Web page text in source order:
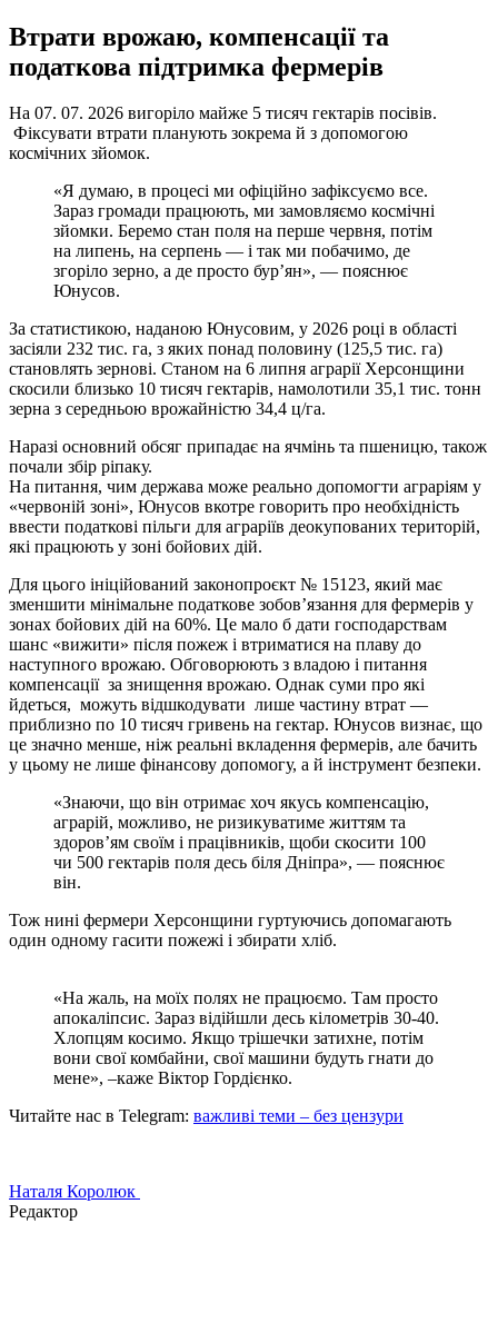
Втрати врожаю, компенсації та
податкова підтримка фермерів
На 07. 07. 2026 вигоріло майже 5 тисяч гектарів посівів.
Фіксувати втрати планують зокрема й з допомогою
космічних зйомок.
«Я думаю, в процесі ми офіційно зафіксуємо все.
Зараз громади працюють, ми замовляємо космічні
зйомки. Беремо стан поля на перше червня, потім
на липень, на серпень — і так ми побачимо, де
згоріло зерно, а де просто бур’ян», — пояснює
Юнусов.
За статистикою, наданою Юнусовим, у 2026 році в області
засіяли 232 тис. га, з яких понад половину (125,5 тис. га)
становлять зернові. Станом на 6 липня аграрії Херсонщини
скосили близько 10 тисяч гектарів, намолотили 35,1 тис. тонн
зерна з середньою врожайністю 34,4 ц/га.
Наразі основний обсяг припадає на ячмінь та пшеницю, також
почали збір ріпаку.
На питання, чим держава може реально допомогти аграріям у
«червоній зоні», Юнусов вкотре говорить про необхідність
ввести податкові пільги для аграріїв деокупованих територій,
які працюють у зоні бойових дій.
Для цього ініційований законопроєкт № 15123, який має
зменшити мінімальне податкове зобов’язання для фермерів у
зонах бойових дій на 60%. Це мало б дати господарствам
шанс «вижити» після пожеж і втриматися на плаву до
наступного врожаю. Обговорюють з владою і питання
компенсації за знищення врожаю. Однак суми про які
йдеться, можуть відшкодувати лише частину втрат —
приблизно по 10 тисяч гривень на гектар. Юнусов визнає, що
це значно менше, ніж реальні вкладення фермерів, але бачить
у цьому не лише фінансову допомогу, а й інструмент безпеки.
«Знаючи, що він отримає хоч якусь компенсацію,
аграрій, можливо, не ризикуватиме життям та
здоров’ям своїм і працівників, щоби скосити 100
чи 500 гектарів поля десь біля Дніпра», — пояснює
він.
Тож нині фермери Херсонщини гуртуючись допомагають
один одному гасити пожежі і збирати хліб.
«На жаль, на моїх полях не працюємо. Там просто
апокаліпсис. Зараз відійшли десь кілометрів 30-40.
Хлопцям косимо. Якщо трішечки затихне, потім
вони свої комбайни, свої машини будуть гнати до
мене», –каже Віктор Гордієнко.
Читайте нас в Telegram: важливі теми – без цензури
Наталя Королюк
Редактор